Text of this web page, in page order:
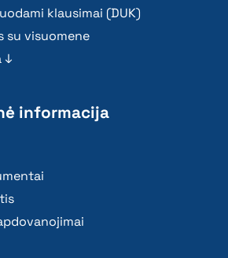
klausimai (DUK)
su visuomene
↓
informacija